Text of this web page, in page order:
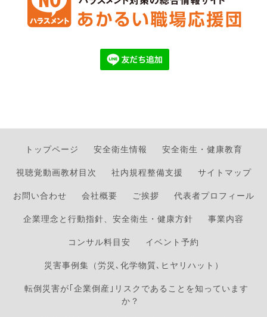
トップページ 安全衛生情報
安全衛生・健康教育
視聴覚動画教材目次
社内規程整備支援
サイトマップ
お問い合わせ
会社概要 ご挨拶
代表者プロフィール
企業理念と行動指針、安全衛生・健康方針
事業内容
コンサル料目安
イベント予約
災害事例集（労災､化学物質､ヒヤリハット）
転倒災害が｢企業倒産｣リスクであることを知っています
か？